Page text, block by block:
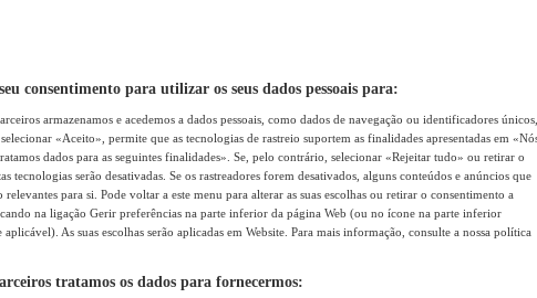
consentimento para utilizar os seus dados pessoais para:
armazenamos e acedemos a dados pessoais, como dados de navegação ou identificadores únicos,
«Aceito», permite que as tecnologias de rastreio suportem as finalidades apresentadas em
dados para as seguintes finalidades». Se, pelo contrário, selecionar «Rejeitar tudo» ou retirar o
tecnologias serão desativadas. Se os rastreadores forem desativados, alguns conteúdos e anúncios que
relevantes para si. Pode voltar a este menu para alterar as suas escolhas ou retirar o consentimento a
na ligação Gerir preferências na parte inferior da página Web (ou no ícone na parte inferior
aplicável). As suas escolhas serão aplicadas em Website. Para mais informação, consulte a nossa política
tratamos os dados para fornecermos: